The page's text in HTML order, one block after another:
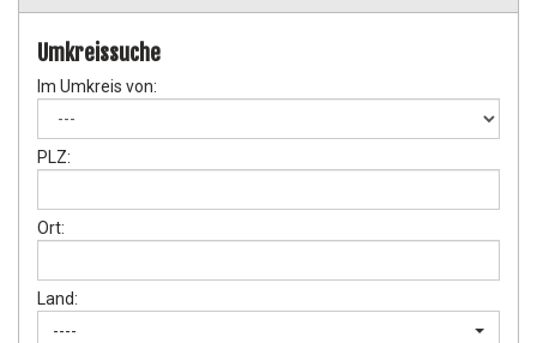
Umkreissuche
Im Umkreis von:
PLZ:
Ort:
Land:
----